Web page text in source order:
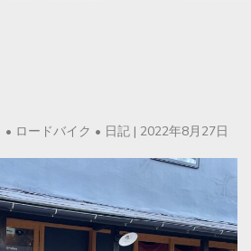
• ロードバイク • 日記 | 2022年8月27日